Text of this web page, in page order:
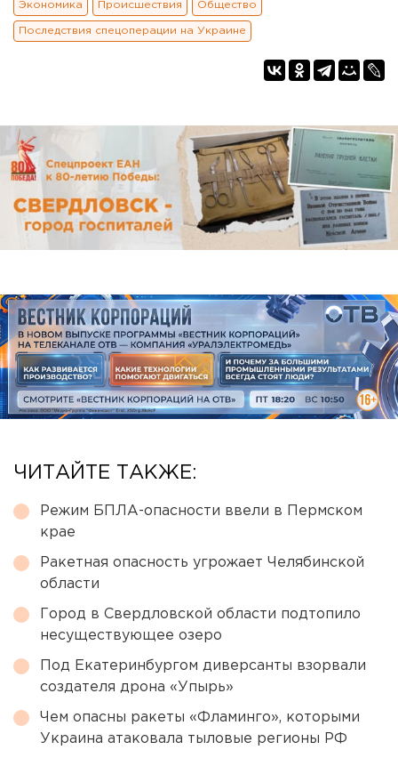
Экономика Происшествия Общество
Последствия спецоперации на Украине
ЧИТАЙТЕ ТАКЖЕ:
Режим БПЛА-опасности ввели в Пермском
крае
Ракетная опасность угрожает Челябинской
области
Город в Свердловской области подтопило
несуществующее озеро
Под Екатеринбургом диверсанты взорвали
создателя дрона «Упырь»
Чем опасны ракеты «Фламинго», которыми
Украина атаковала тыловые регионы РФ